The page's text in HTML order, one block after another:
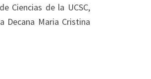
Ciencias de la UCSC,
Decana Maria Cristina